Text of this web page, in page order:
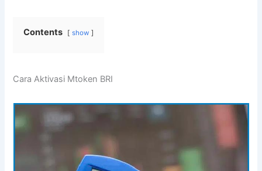
Contents show
Cara Aktivasi Mtoken BRI